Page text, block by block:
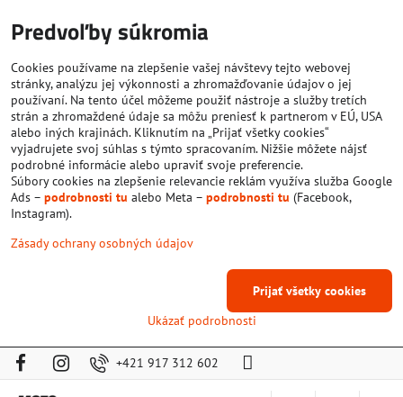
+421 917 312 602
Predvoľby súkromia
Cookies používame na zlepšenie vašej návštevy tejto webovej
stránky, analýzu jej výkonnosti a zhromažďovanie údajov o jej
používaní. Na tento účel môžeme použiť nástroje a služby tretích
strán a zhromaždené údaje sa môžu preniesť k partnerom v EÚ, USA
alebo iných krajinách. Kliknutím na „Prijať všetky cookies“
vyjadrujete svoj súhlas s týmto spracovaním. Nižšie môžete nájsť
podrobné informácie alebo upraviť svoje preferencie.
Súbory cookies na zlepšenie relevancie reklám využíva služba Google
Ads – podrobnosti tu alebo Meta – podrobnosti tu (Facebook,
Instagram).
Zásady ochrany osobných údajov
Ukázať podrobnosti
Prijať všetky cookies